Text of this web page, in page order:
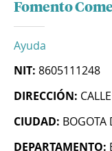
Fomento
Ayuda
NIT: 8605111248
DIRECCIÓN:
CIUDAD: BOGOTA
DEPARTAMENTO: